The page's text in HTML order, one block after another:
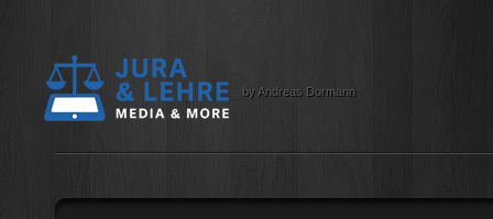
by Andreas Dormann